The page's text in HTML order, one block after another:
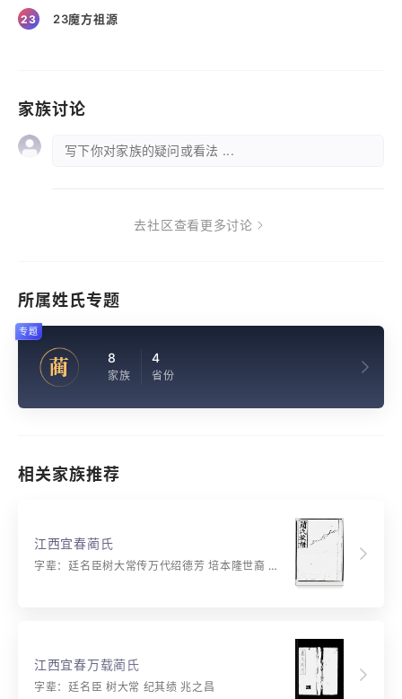
23 23魔方祖源
家族讨论
写下你对家族的疑问或看法 ...
去社区查看更多讨论
所属姓氏专题
蔺 8
家族
4
省份
专题
相关家族推荐
江西宜春蔺氏
字辈：廷名臣树大常传万代绍德芳 培本隆世裔 蕃昌耀宗功 英华文光焕 显达振家声
江西宜春万载蔺氏
字辈：廷名臣 树大常 纪其绩 兆之昌